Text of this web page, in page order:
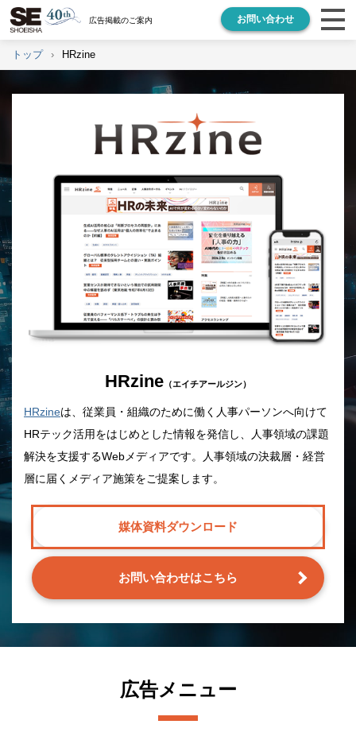
広告掲載のご案内 お問い合わせ
トップ HRzine
HRzine （エイチアールジン）
HRzineは、従業員・組織のために働く人事パーソンへ向けて
HRテック活用をはじめとした情報を発信し、人事領域の課題
解決を支援するWebメディアです。人事領域の決裁層・経営
層に届くメディア施策をご提案します。
媒体資料ダウンロード
お問い合わせはこちら
広告メニュー